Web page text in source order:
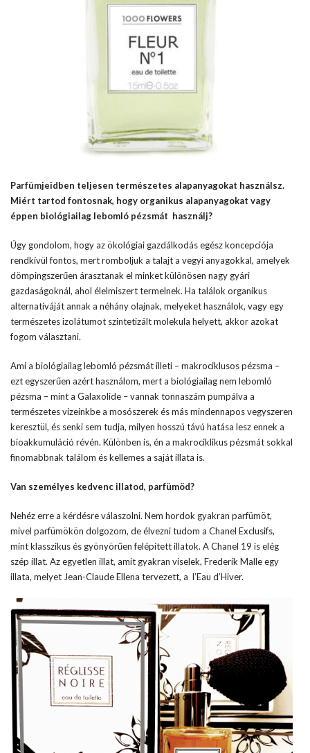
Parfümjeidben teljesen természetes alapanyagokat használsz.
Miért tartod fontosnak, hogy organikus alapanyagokat vagy
éppen biológiailag lebomló pézsmát használj?
Úgy gondolom, hogy az ökológiai gazdálkodás egész koncepciója
rendkívül fontos, mert romboljuk a talajt a vegyi anyagokkal, amelyek
dömpingszerűen árasztanak el minket különösen nagy gyári
gazdaságoknál, ahol élelmiszert termelnek. Ha találok organikus
alternatíváját annak a néhány olajnak, melyeket használok, vagy egy
természetes izolátumot szintetizált molekula helyett, akkor azokat
fogom választani.
Ami a biológiailag lebomló pézsmát illeti – makrociklusos pézsma –
ezt egyszerűen azért használom, mert a biológiailag nem lebomló
pézsma – mint a Galaxolide – vannak tonnaszám pumpálva a
természetes vizeinkbe a mosószerek és más mindennapos vegyszeren
keresztül, és senki sem tudja, milyen hosszú távú hatása lesz ennek a
bioakkumuláció révén. Különben is, én a makrociklikus pézsmát sokkal
finomabbnak találom és kellemes a saját illata is.
Van személyes kedvenc illatod, parfümöd?
Nehéz erre a kérdésre válaszolni. Nem hordok gyakran parfümöt,
mivel parfümökön dolgozom, de élvezni tudom a Chanel Exclusifs,
mint klasszikus és gyönyörűen felépített illatok. A Chanel 19 is elég
szép illat. Az egyetlen illat, amit gyakran viselek, Frederik Malle egy
illata, melyet Jean-Claude Ellena tervezett, a l’Eau d’Hiver.